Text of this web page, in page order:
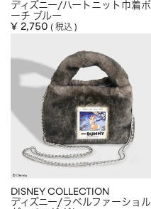
ディズニー/ハートニット巾着ポ
ーチ ブルー
¥ 2,750 税込
DISNEY COLLECTION
ディズニー/ラベルファーショル